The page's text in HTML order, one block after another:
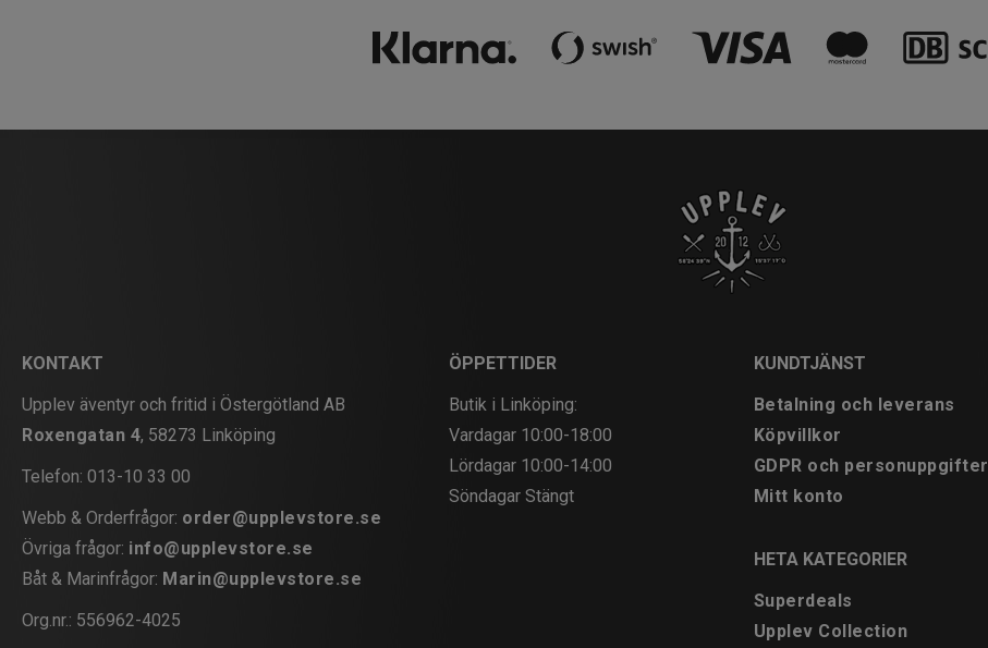
KONTAKT
Upplev äventyr och fritid i Östergötland AB
Roxengatan 4, 58273 Linköping
Telefon: 013-10 33 00
Webb & Orderfrågor: order@upplevstore.se
Övriga frågor: info@upplevstore.se
Båt & Marinfrågor: Marin@upplevstore.se
Org.nr.: 556962-4025
ÖPPETTIDER
Butik i Linköping:
Vardagar 10:00-18:00
Lördagar 10:00-14:00
Söndagar Stängt
KUNDTJÄNST
Betalning och leverans
Köpvillkor
GDPR och personuppgifter
Mitt konto
HETA KATEGORIER
Superdeals
Upplev Collection